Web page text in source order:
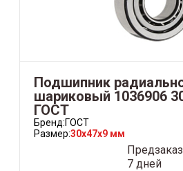
Подшипник
шариковый 1036906
ГОСТ
Бренд:ГОСТ
Размер:30x47x9 мм
Предзаказ
7 дней